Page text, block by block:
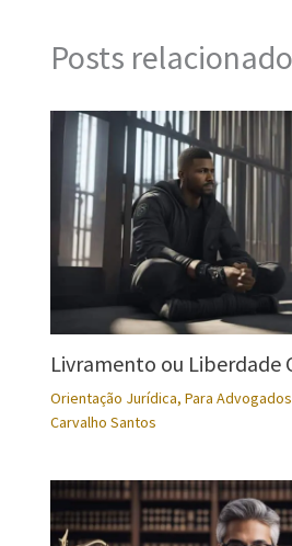
Posts
Livramento ou Liberdade
Orientação Jurídica, Para Advogados
Carvalho Santos